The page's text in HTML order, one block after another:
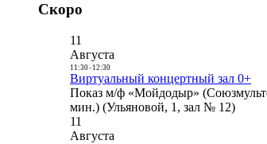
Скоро
11
Августа
11:30- 12:30
Виртуальный концертный зал 0+
Показ м/ф «Мойдодыр»
мин.) (Ульяновой, 1, зал № 12)
11
Августа